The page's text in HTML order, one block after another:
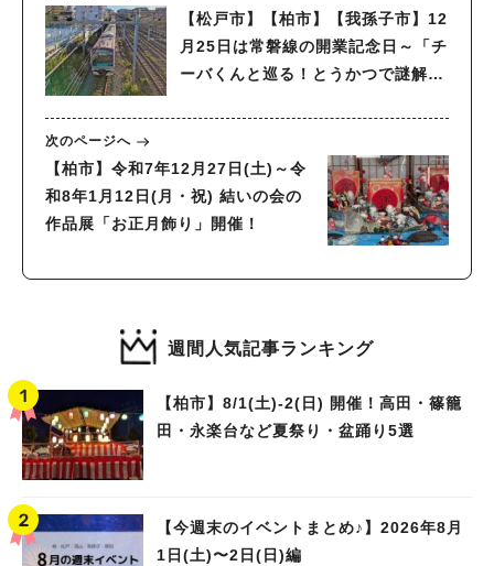
【松戸市】【柏市】【我孫子市】12
月25日は常磐線の開業記念日～「チ
ーバくんと巡る！とうかつで謎解き
次のページへ
【柏市】令和7年12月27日(土)～令
和8年1月12日(月・祝) 結いの会の
作品展「お正月飾り」開催！
週間人気記事ランキング
【柏市】8/1(土)‐2(日) 開催！高田・篠籠
田・永楽台など夏祭り・盆踊り5選
【今週末のイベントまとめ♪】2026年8月
1日(土)〜2日(日)編